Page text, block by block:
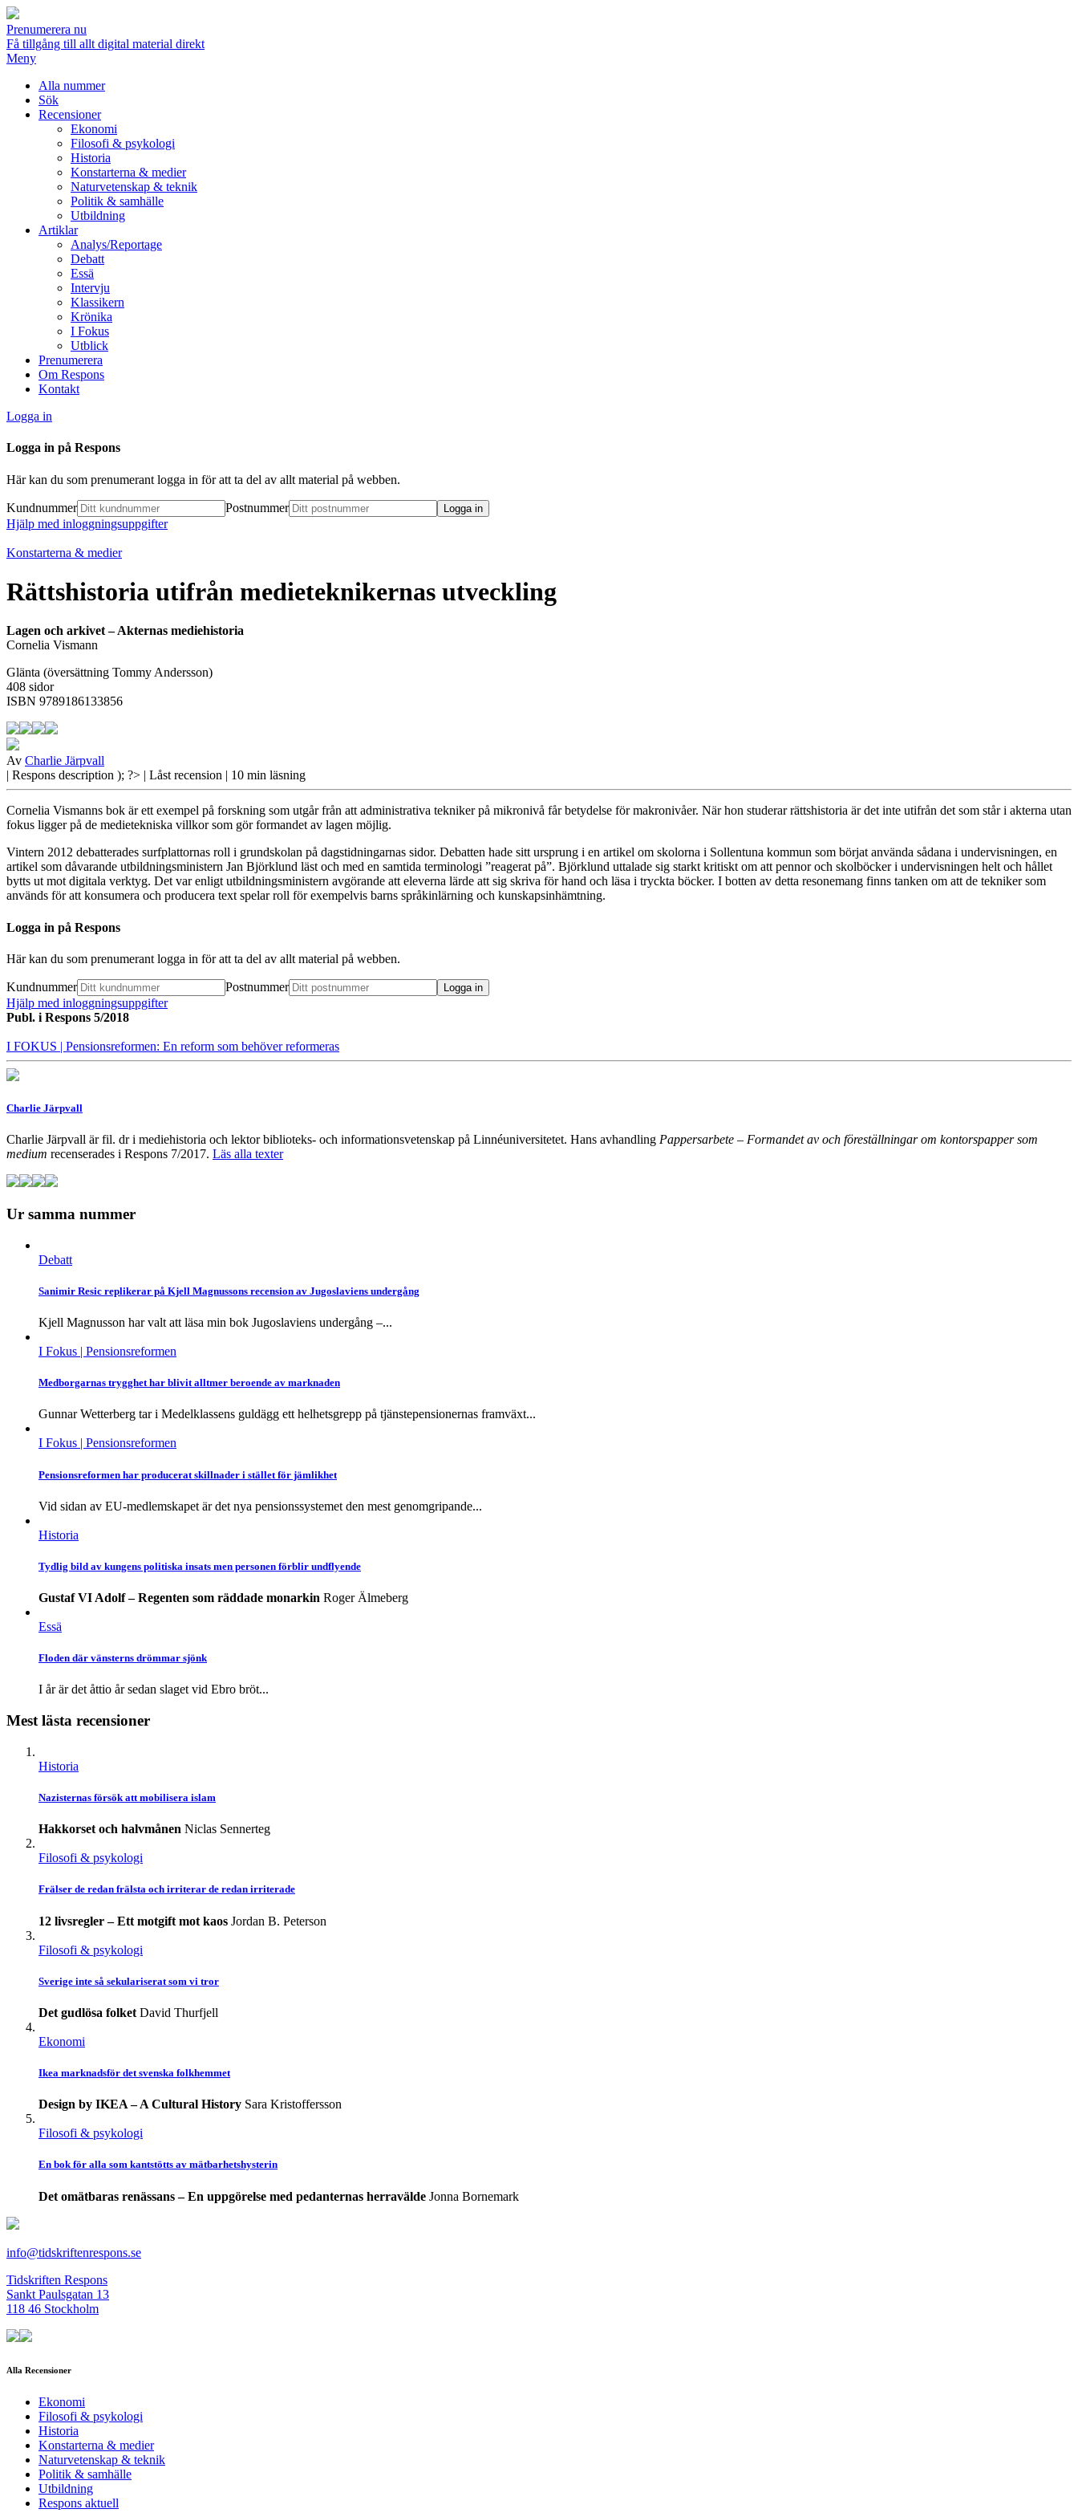
Prenumerera nu
Få tillgång till allt digital material direkt
Meny
Alla nummer
Sök
Recensioner
Ekonomi
Filosofi & psykologi
Historia
Konstarterna & medier
Naturvetenskap & teknik
Politik & samhälle
Utbildning
Artiklar
Analys/Reportage
Debatt
Essä
Intervju
Klassikern
Krönika
I Fokus
Utblick
Prenumerera
Om Respons
Kontakt
Logga in
Logga in på Respons
Här kan du som prenumerant logga in för att ta del av allt material på webben.
Kundnummer
Postnummer
Hjälp med inloggningsuppgifter
Konstarterna & medier
Rättshistoria utifrån medieteknikernas utveckling
Lagen och arkivet – Akternas mediehistoria
Cornelia Vismann
Glänta (översättning Tommy Andersson)
408 sidor
ISBN 9789186133856
Av Charlie Järpvall
| Respons description ); ?> | Låst recension | 10 min läsning
Cornelia Vismanns bok är ett exempel på forskning som utgår från att administrativa tekniker på mikronivå får betydelse för makronivåer. När hon studerar rättshistoria är det inte utifrån det som står i akterna utan
fokus ligger på de medietekniska villkor som gör formandet av lagen möjlig.
Vintern 2012 debatterades surfplattornas roll i grundskolan på dagstidningarnas sidor. Debatten hade sitt ursprung i en artikel om skolorna i Sollentuna kommun som börjat använda sådana i undervisningen, en
artikel som dåvarande utbildningsministern Jan Björklund läst och med en samtida terminologi ”reagerat på”. Björklund uttalade sig starkt kritiskt om att pennor och skolböcker i undervisningen helt och hållet
bytts ut mot digitala verktyg. Det var enligt utbildningsministern avgörande att eleverna lärde att sig skriva för hand och läsa i tryckta böcker. I botten av detta resonemang finns tanken om att de tekniker som
används för att konsumera och producera text spelar roll för exempelvis barns språkinlärning och kunskapsinhämtning.
Logga in på Respons
Här kan du som prenumerant logga in för att ta del av allt material på webben.
Kundnummer
Postnummer
Hjälp med inloggningsuppgifter
Publ. i Respons 5/2018
I FOKUS | Pensionsreformen: En reform som behöver reformeras
Charlie Järpvall
Charlie Järpvall är fil. dr i mediehistoria och lektor biblioteks- och informationsvetenskap på Linnéuniversitetet. Hans avhandling Pappersarbete – Formandet av och föreställningar om kontorspapper som
medium recenserades i Respons 7/2017. Läs alla texter
Ur samma nummer
Debatt
Sanimir Resic replikerar på Kjell Magnussons recension av Jugoslaviens undergång
Kjell Magnusson har valt att läsa min bok Jugoslaviens undergång –...
I Fokus | Pensionsreformen
Medborgarnas trygghet har blivit alltmer beroende av marknaden
Gunnar Wetterberg tar i Medelklassens guldägg ett helhetsgrepp på tjänstepensionernas framväxt...
I Fokus | Pensionsreformen
Pensionsreformen har producerat skillnader i stället för jämlikhet
Vid sidan av EU-medlemskapet är det nya pensionssystemet den mest genomgripande...
Historia
Tydlig bild av kungens politiska insats men personen förblir undflyende
Gustaf VI Adolf – Regenten som räddade monarkin Roger Älmeberg
Essä
Floden där vänsterns drömmar sjönk
I år är det åttio år sedan slaget vid Ebro bröt...
Mest lästa recensioner
Historia
Nazisternas försök att mobilisera islam
Hakkorset och halvmånen Niclas Sennerteg
Filosofi & psykologi
Frälser de redan frälsta och irriterar de redan irriterade
12 livsregler – Ett motgift mot kaos Jordan B. Peterson
Filosofi & psykologi
Sverige inte så sekulariserat som vi tror
Det gudlösa folket David Thurfjell
Ekonomi
Ikea marknadsför det svenska folkhemmet
Design by IKEA – A Cultural History Sara Kristoffersson
Filosofi & psykologi
En bok för alla som kantstötts av mätbarhetshysterin
Det omätbaras renässans – En uppgörelse med pedanternas herravälde Jonna Bornemark
info@tidskriftenrespons.se
Tidskriften Respons
Sankt Paulsgatan 13
118 46 Stockholm
Alla Recensioner
Ekonomi
Filosofi & psykologi
Historia
Konstarterna & medier
Naturvetenskap & teknik
Politik & samhälle
Utbildning
Respons aktuell